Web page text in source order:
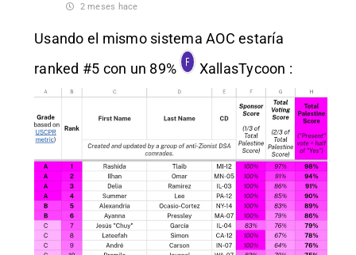
2 meses hace
Usando el mismo sistema AOC estaría
ranked #5 con un 89% XallasTycoon :